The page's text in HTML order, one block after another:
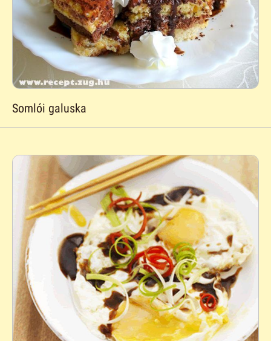
Somlói galuska